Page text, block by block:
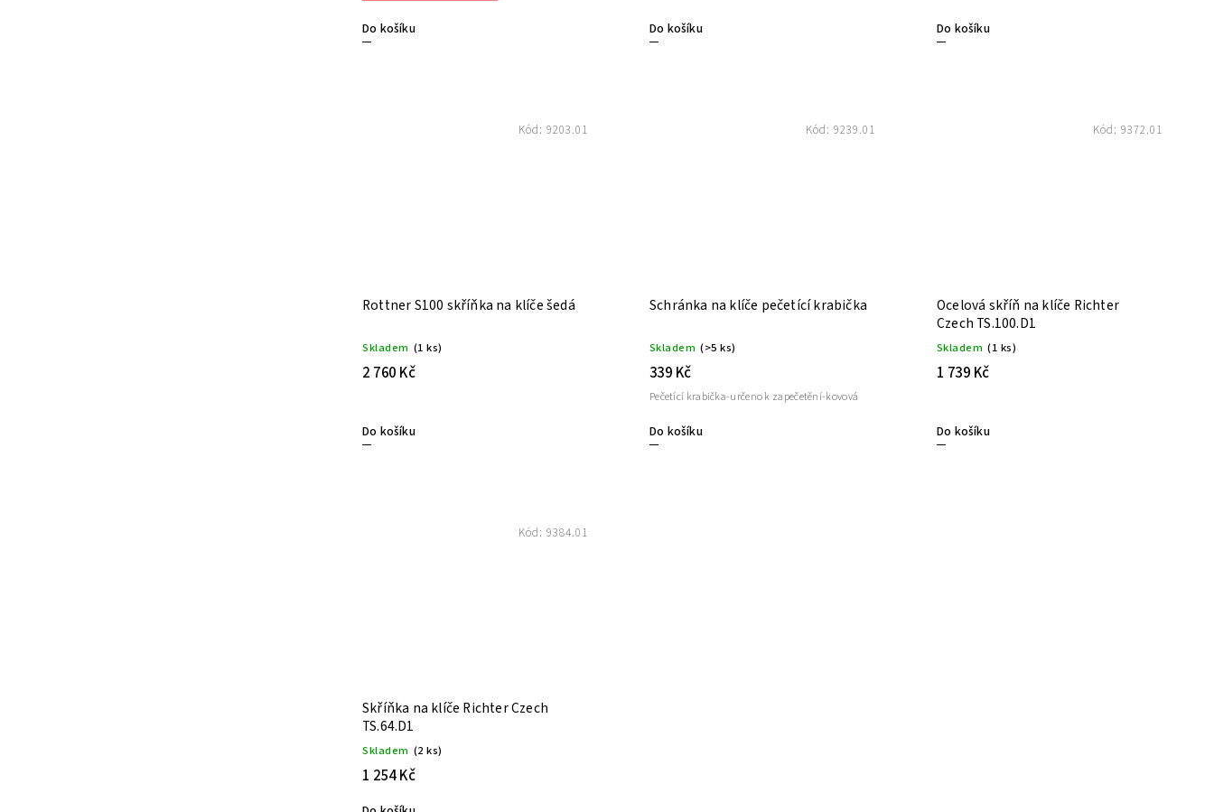
Do košíku Do košíku Do košíku
Rottner S100 skříňka na klíče šedá
Skladem (1 ks)
2 760 Kč
Do košíku
Kód: 9203.01
Schránka na klíče pečetící krabička
Skladem (>5 ks)
339 Kč
Do košíku
Pečetící krabička-určeno k zapečetění-kovová
Kód: 9239.01
Ocelová skříň na klíče Richter
Czech TS.100.D1
Skladem (1 ks)
1 739 Kč
Do košíku
Kód: 9372.01
Skříňka na klíče Richter Czech
TS.64.D1
Skladem (2 ks)
1 254 Kč
Kód: 9384.01